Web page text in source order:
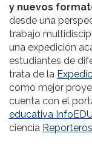
y nuevos
desde una
trabajo
una expedición
estudiantes de
trata de la
como mejor
cuenta con el
educativa InfoEDU
ciencia